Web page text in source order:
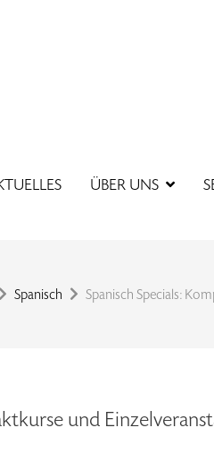
ÜBER UNS
Spanisch Spanisch Specials:
und